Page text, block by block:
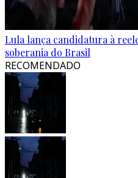
Lula lança candidatura à
soberania do Brasil
RECOMENDADO